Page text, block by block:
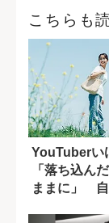
こちらも
YouTuberい
「落ち込ん
ままに」 自